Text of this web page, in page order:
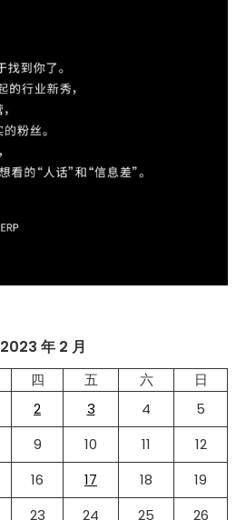
2023 年 2 月
四 五 六
日
2 3 4
5
9 10 11
12
16 17 18
19
23 24 25
26